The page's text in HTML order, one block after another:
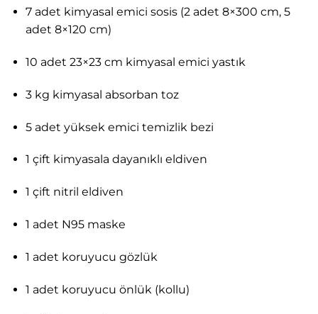
7 adet kimyasal emici sosis (2 adet 8×300 cm, 5
adet 8×120 cm)
10 adet 23×23 cm kimyasal emici yastık
3 kg kimyasal absorban toz
5 adet yüksek emici temizlik bezi
1 çift kimyasala dayanıklı eldiven
1 çift nitril eldiven
1 adet N95 maske
1 adet koruyucu gözlük
1 adet koruyucu önlük (kollu)